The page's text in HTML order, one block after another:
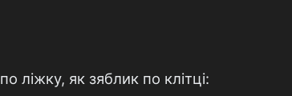
ліжку, як зяблик по клітці: